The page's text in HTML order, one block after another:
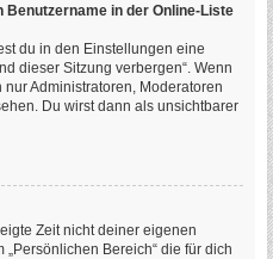
in der Online-Liste
du in den Einstellungen eine
dieser Sitzung verbergen“. Wenn
Administratoren, Moderatoren
Du wirst dann als unsichtbarer
Zeit nicht deiner eigenen
Bereich“ die für dich